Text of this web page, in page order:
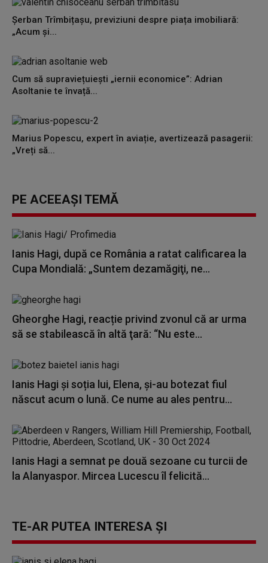
Șerban Trîmbițașu, previziuni despre piața imobiliară:
„Acum și...
Cum să supraviețuiești „iernii economice”: Adrian
Asoltanie te învață...
Marius Popescu, expert în aviație, avertizează pasagerii:
„Vreți să...
PE ACEEAȘI TEMĂ
Ianis Hagi, după ce România a ratat calificarea la
Cupa Mondială: „Suntem dezamăgiţi, ne...
Gheorghe Hagi, reacție privind zvonul că ar urma
să se stabilească în altă ţară: “Nu este...
Ianis Hagi și soția lui, Elena, și-au botezat fiul
născut acum o lună. Ce nume au ales pentru...
Ianis Hagi a semnat pe două sezoane cu turcii de
la Alanyaspor. Mircea Lucescu îl felicită...
TE-AR PUTEA INTERESA ȘI